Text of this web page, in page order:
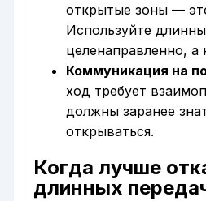
открытые зоны —
Используйте
целенаправленно, а
Коммуникация на
ход требует
должны заранее
открываться.
Когда лучше
длинных